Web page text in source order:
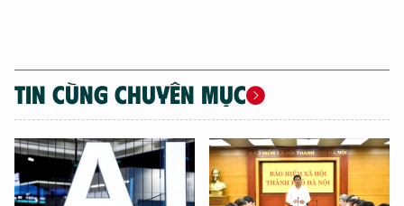
TIN CÙNG CHUYÊN MỤC